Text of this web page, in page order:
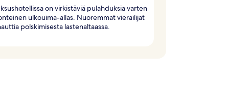
on virkistäviä pulahduksia varten
ulkouima-allas. Nuoremmat vierailijat
polskimisesta lastenaltaassa.